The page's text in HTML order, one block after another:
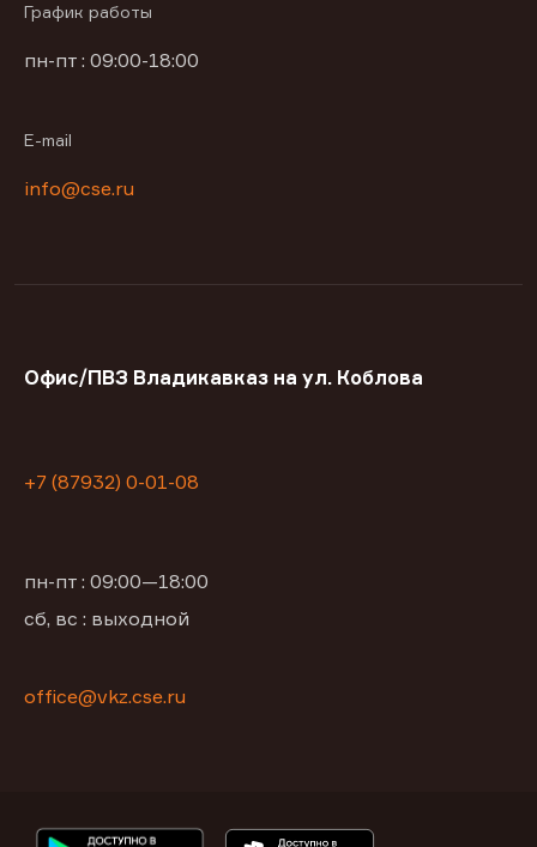
График работы
пн-пт : 09:00-18:00
E-mail
info@cse.ru
Офис/ПВЗ Владикавказ на ул. Коблова
+7 (87932) 0-01-08
пн-пт : 09:00—18:00
сб, вс : выходной
office@vkz.cse.ru